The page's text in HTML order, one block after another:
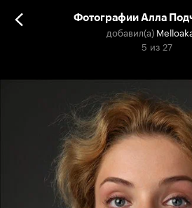
Фотографии Алла
добавил(а)
5 из 27